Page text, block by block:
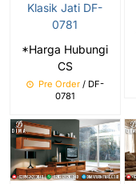
Klasik Jati DF-
0781
*Harga Hubungi
CS
Pre Order/ DF-
0781